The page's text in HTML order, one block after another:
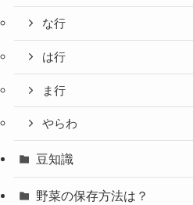
な行
は行
ま行
やらわ
豆知識
野菜の保存方法は？